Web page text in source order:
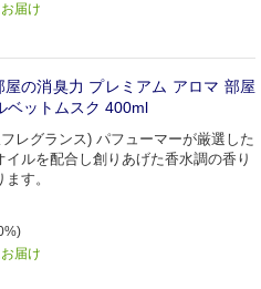
届け
屋の消臭力 プレミアム アロマ 部屋
ベットムスク 400ml
レグランス) パフューマーが厳選した
イルを配合し創りあげた香水調の香り
す。
届け